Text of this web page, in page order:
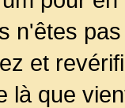
n'êtes
et
là que